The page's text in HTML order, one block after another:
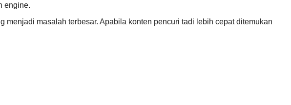
engine.
masalah terbesar. Apabila konten pencuri tadi lebih cepat ditemukan